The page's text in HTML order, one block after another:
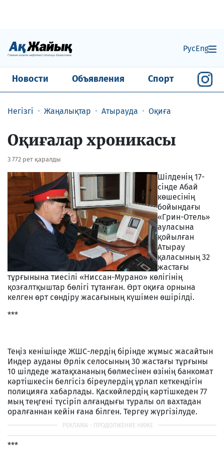
РусEng
Новости Объявления Спорт
Негізгі Жаңалықтар Атырауда Оқиға
Оқиғалар хроникасы
3 772 рет қаралды
Шілденің 17-
сінде Абай
көшесінің
бойындағы
«Грин-Отель»
ауласына
қойылған
Атырау
қаласының 32
жастағы
тұрғынына тиесілі «Ниссан-Мурано» көлігінің
қозғалтқыштар бөлігі тұтанған. Өрт оқиға орнына
келген өрт сөндіру жасағының күшімен өшірілді.
***
Теңіз кенішінде ЖШС-лердің бірінде жұмыс жасайтын
Индер ауданы Өрлік селосының 30 жастағы тұрғыны
10 шілдеде жатақхананың бөлмесінен өзінің банкомат
кәртішкесін белгісіз біреулердің ұрлап кеткендігін
полицияға хабарлады. Қаскөйлердің кәртішкеден 77
мың теңгені түсіріп алғандығы туралы ол вахтадан
оралғаннан кейін ғана білген. Тергеу жүргізілуде.
***